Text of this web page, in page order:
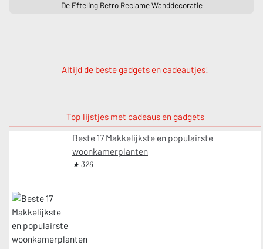
De Efteling Retro Reclame Wanddecoratie
Altijd de beste gadgets en cadeautjes!
Top lijstjes met cadeaus en gadgets
Beste 17 Makkelijkste en populairste
woonkamerplanten
★ 326